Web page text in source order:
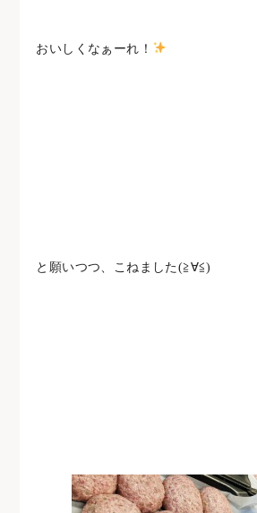
おいしくなぁーれ！
と願いつつ、こねました(≧∀≦)